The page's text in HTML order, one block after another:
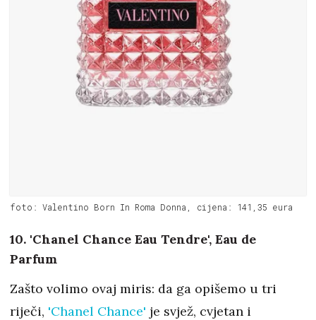
foto: Valentino Born In Roma Donna, cijena: 141,35 eura
10. 'Chanel Chance Eau Tendre', Eau de
Parfum
Zašto volimo ovaj miris: da ga opišemo u tri
riječi, 'Chanel Chance' je svjež, cvjetan i